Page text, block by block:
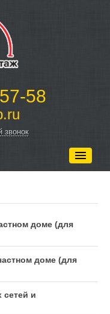
58
звонок
доме (для
доме (для
сетей и